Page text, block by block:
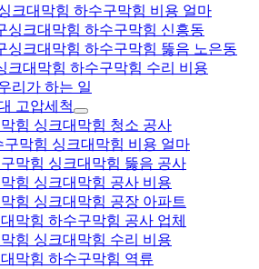
크대막힘 하수구막힘 비용 얼마
싱크대막힘 하수구막힘 신흥동
싱크대막힘 하수구막힘 뚫음 노은동
크대막힘 하수구막힘 수리 비용
리가 하는 일
고압세척
힘 싱크대막힘 청소 공사
구막힘 싱크대막힘 비용 얼마
막힘 싱크대막힘 뚫음 공사
힘 싱크대막힘 공사 비용
힘 싱크대막힘 공장 아파트
막힘 하수구막힘 공사 업체
힘 싱크대막힘 수리 비용
막힘 하수구막힘 역류